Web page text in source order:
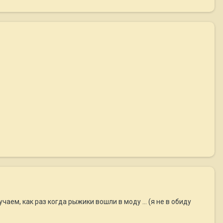
как раз когда рыжики вошли в моду ... (я не в обиду